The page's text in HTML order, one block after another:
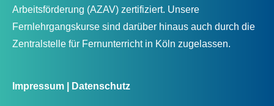
Arbeitsförderung (AZAV) zertifiziert. Unsere
Fernlehrgangskurse sind darüber hinaus auch durch die
Zentralstelle für Fernunterricht in Köln zugelassen.
Impressum| Datenschutz